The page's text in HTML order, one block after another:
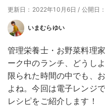
更新日：2022年10月6日 / 公開日
いまむらゆい
管理栄養士・お野菜料理
ーク中のランチ、どうし
限られた時間の中でも、
よね。今回は電子レンジ
レシピをご紹介します！